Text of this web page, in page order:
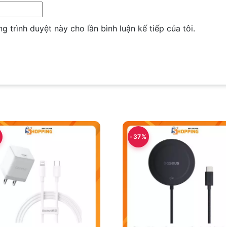
trình duyệt này cho lần bình luận kế tiếp của tôi.
-37%